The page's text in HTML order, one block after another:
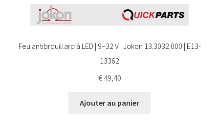
Feu antibrouillard à LED | 9–32 V | Jokon 13.3032.000 | E13-
13362
€49,40
Ajouter au panier